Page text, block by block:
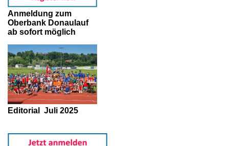
Anmeldung zum
Oberbank Donaulauf
ab sofort möglich
Editorial Juli 2025